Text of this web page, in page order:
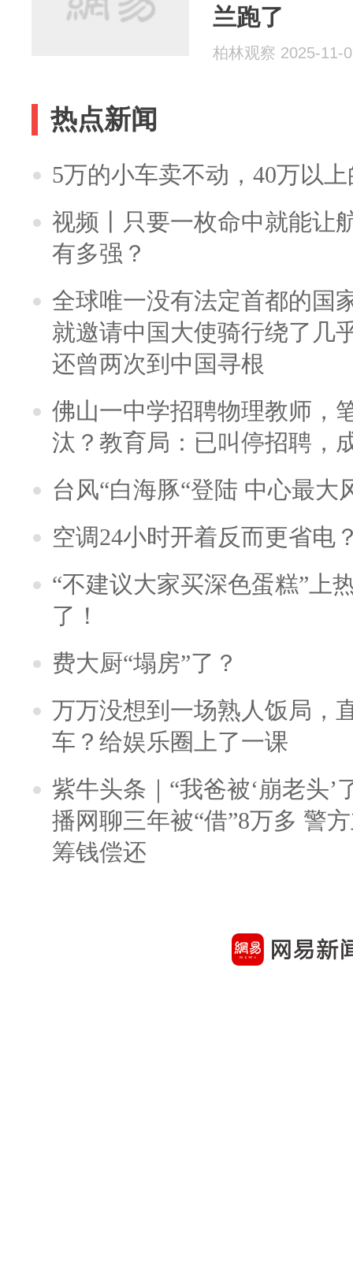
兰跑了
柏林观察 2025-11-
热点新闻
5万的小车卖不动，40万以
视频丨只要一枚命中就能让
有多强？
全球唯一没有法定首都的国
就邀请中国大使骑行绕了几
还曾两次到中国寻根
佛山一中学招聘物理教师，
汰？教育局：已叫停招聘，
台风“白海豚“登陆 中心最大
空调24小时开着反而更省电
“不建议大家买深色蛋糕”上
了！
费大厨“塌房”了？
万万没想到一场熟人饭局，
车？给娱乐圈上了一课
紫牛头条｜“我爸被‘崩老头’
播网聊三年被“借”8万多 警
筹钱偿还